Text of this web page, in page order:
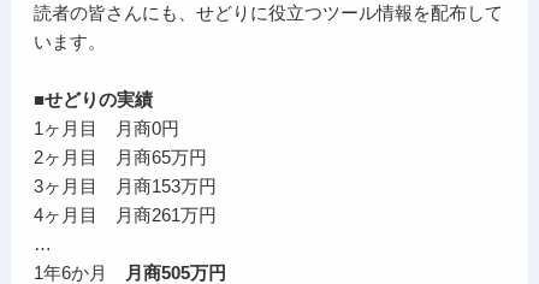
読者の皆さんにも、せどりに役立つツール情報を配布して
います。
■せどりの実績
1ヶ月目 月商0円
2ヶ月目 月商65万円
3ヶ月目 月商153万円
4ヶ月目 月商261万円
…
1年6か月
月商505万円